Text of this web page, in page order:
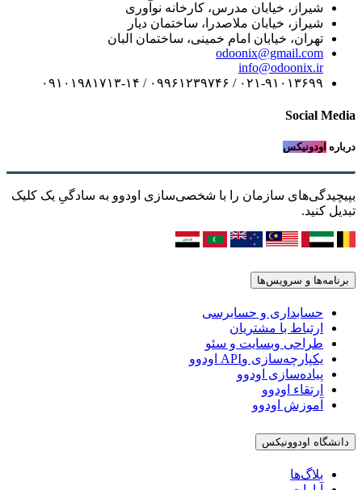
شیراز، خیابان مدرس، کارخانه نوآوری
شیراز، خیابان ملاصدرا، ساختمان دیار
تهران، خیابان امام خمینی، ساختمان البان
odoonix@gmail.com
info@odoonix.ir
۰۲۱-۹۱۰۱۳۶۹۹ / ۰۹۹۶۱۲۳۹۷۴۶ / ۰۹۱۰۱۹۸۱۷۱۳-۱۴
Social Media
درباره اودونیکس
بپیچیدگی‌های سازمان را با شخصی‌سازی اودوو به سادگیِ یک کلیک
تبدیل کنید.
برنامه‌ها و سرویس‌ها
حسابداری و حسابرسی
ارتباط با مشتریان
طراحی وبسایت و سئو
یکپارچه‌سازی وAPI اودوو
پیاده‌سازی اودوو
ارتقاء اودوو
آموزش اودوو
دانشگاه اودوونیکس
بلاگ‌ها